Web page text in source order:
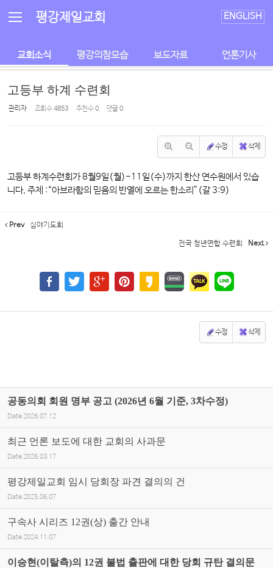
평강제일교회 ENGLISH
교회소식 평강의참모습 보도자료 언론기사
고등부 하계 수련회
관리자 조회 수4853 추천 수0 댓글0
수정 삭제
고등부 하계수련회가 8월9일(월)-11일(수)까지 한산 연수원에서 있습
니다. 주제 :“아브라함의 믿음의 반열에 오르는 한소리”(갈 3:9)
Prev 심야기도회
전국 청년연합 수련회 Next
수정 삭제
공동의회 회원 명부 공고 (2026년 6월 기준, 3차수정)
Date 2026.07.12
최근 언론 보도에 대한 교회의 사과문
Date 2026.03.17
평강제일교회 임시 당회장 파견 결의의 건
Date 2025.06.07
구속사 시리즈 12권(상) 출간 안내
Date 2024.11.07
이승현(이탈측)의 12권 불법 출판에 대한 당회 규탄 결의문